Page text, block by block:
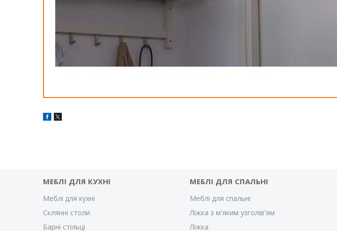
МЕБЛІ ДЛЯ КУХНІ
Меблі для кухні
Склянні столи
Барні стільці
МЕБЛІ ДЛЯ СПАЛЬНІ
Меблі для спальні
Ліжка з м'яким узголів'ям
Ліжка